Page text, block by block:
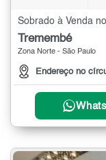
Sobrado à Venda
Tremembé
Zona Norte - São Paulo
Endereço no